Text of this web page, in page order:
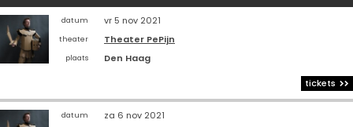
datum vr 5 nov 2021
theater Theater PePijn
plaats
Den Haag
tickets
datum za 6 nov 2021